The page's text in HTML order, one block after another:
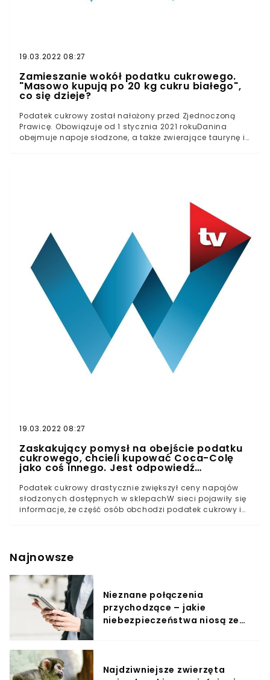
19.03.2022 08:27
Zamieszanie wokół podatku cukrowego.
"Masowo kupują po 20 kg cukru białego",
co się dzieje?
Podatek cukrowy został nałożony przed Zjednoczoną
Prawicę. Obowiązuje od 1 stycznia 2021 rokuDanina
obejmuje napoje słodzone, a także zwierające taurynę i
wszystkie napoje z dodatkiem cukrów, kofeiny i tauryny.
W przypadku 1,5-litrowej butelki coli musimy dołożyć aż
1,32 złotych. W ciągu roku przekłada się to na aż 206,63
złotych.
19.03.2022 08:27
Zaskakujący pomysł na obejście podatku
cukrowego, chcieli kupować Coca-Colę
jako coś innego. Jest odpowiedź
producenta
Podatek cukrowy drastycznie zwiększył ceny napojów
słodzonych dostępnych w sklepachW sieci pojawiły się
informacje, że część osób obchodzi podatek cukrowy i
omijania przepisówZgodnie z informacjami krążącymi
w sieci i w mediach część osób sprzedających Coca-
Colę zaczęła sprowadzać ją w zupełnie inny sposób.
Dotychczas napój był zwykłym produktem spożywczym,
jednak podatek cukrowy miał sprawić, że niektórzy
zdecydowali się na wykorzystanie charakterystycznej
cechy czarnego napoju.Przekazano, że część osób
rozpoczęła sprowadzanie Coca-Colę, podpisując ją
jako "środek odrdzewiający". Pozwala to ominąć nawet
40 procentowe wzrosty cen należnych za słodki napój.
Niższa cena za kultowy i uwielbiany przez miliony
produkt jest dla konsumentów niczym święty Graal.
Najnowsze
Nieznane połączenia
przychodzące – jakie
niebezpieczeństwa niosą ze
Najdziwniejsze zwierzęta